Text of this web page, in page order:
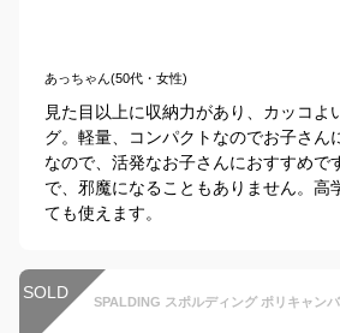
あっちゃん(50代・女性)
見た目以上に収納力があり、カッコよ
グ。軽量、コンパクトなのでお子さん
なので、活発なお子さんにおすすめで
で、邪魔になることもありません。高
ても使えます。
SOLD